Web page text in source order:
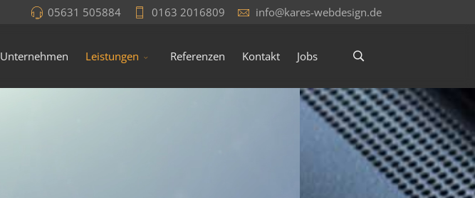
05631 505884 0163 2016809 info@kares-webdesign.de
Unternehmen Leistungen Referenzen Kontakt Jobs